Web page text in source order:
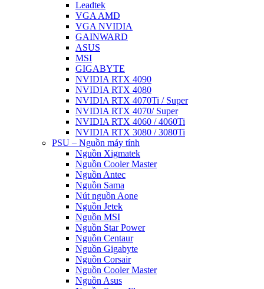
Leadtek
VGA AMD
VGA NVIDIA
GAINWARD
ASUS
MSI
GIGABYTE
NVIDIA RTX 4090
NVIDIA RTX 4080
NVIDIA RTX 4070Ti / Super
NVIDIA RTX 4070/ Super
NVIDIA RTX 4060 / 4060Ti
NVIDIA RTX 3080 / 3080Ti
PSU – Nguồn máy tính
Nguồn Xigmatek
Nguồn Cooler Master
Nguồn Antec
Nguồn Sama
Nút nguồn Aone
Nguồn Jetek
Nguồn MSI
Nguồn Star Power
Nguồn Centaur
Nguồn Gigabyte
Nguồn Corsair
Nguồn Cooler Master
Nguồn Asus